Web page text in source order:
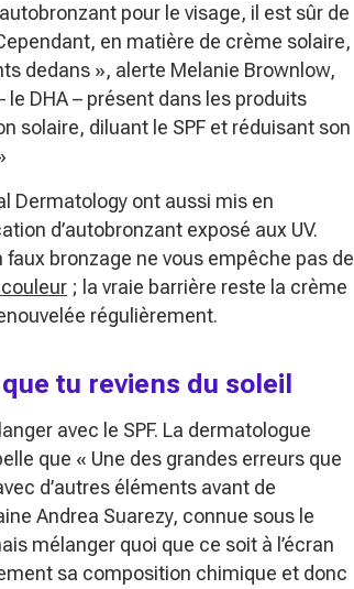
pour le visage, il est sûr de
en matière de crème solaire,
dedans », alerte Melanie Brownlow,
le DHA – présent dans les produits
solaire, diluant le SPF et réduisant son
Dermatology ont aussi mis en
d’autobronzant exposé aux UV.
faux bronzage ne vous empêche pas de
couleur ; la vraie barrière reste la crème
régulièrement.
tu reviens du soleil
avec le SPF. La dermatologue
que « Une des grandes erreurs que
d’autres éléments avant de
Andrea Suarezy, connue sous le
mélanger quoi que ce soit à l’écran
sa composition chimique et donc